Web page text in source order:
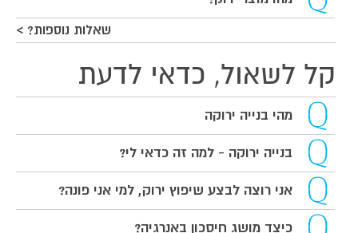
שאלות נוספות? >
קל לשאול, כדאי לדעת
מהי בנייה ירוקה
בנייה ירוקה - למה זה כדאי לי?
אני רוצה לבצע שיפוץ ירוק, למי אני פונה?
כיצד מושג חיסכון באנרגיה?